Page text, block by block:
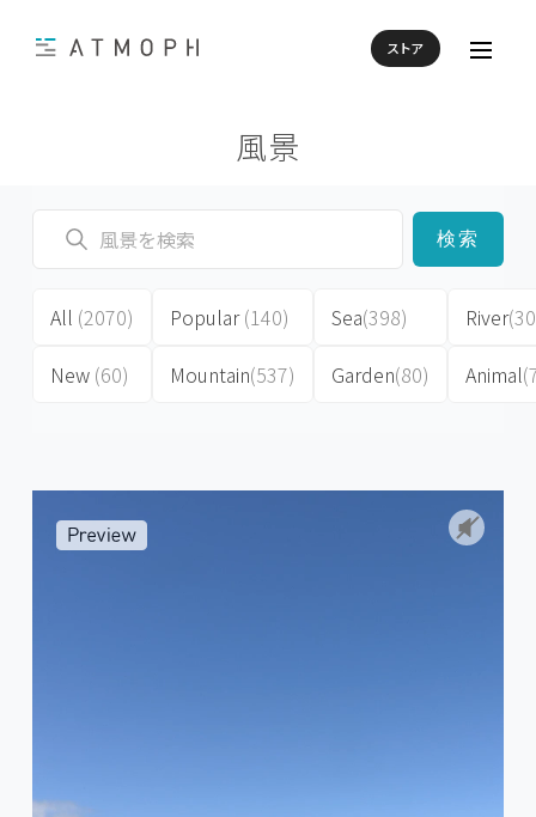
ストア
風景
検索
All (2070)
New (60)
Popular(140)
Mountain(537)
Sea(398)
Garden(80)
River
Animal